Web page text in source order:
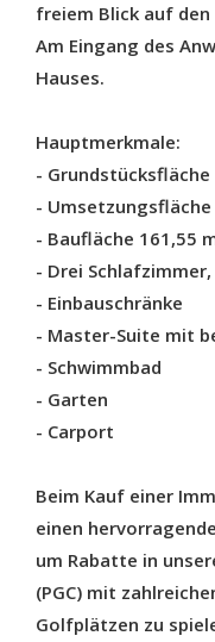
freiem Blick auf
Am Eingang des
Hauses.
Hauptmerkmale:
- Grundstücksfläche
- Umsetzungsfläche
- Baufläche 161,55
- Drei
- Einbauschränke
- Master-Suite mit
- Schwimmbad
- Garten
- Carport
Beim Kauf einer
einen
um Rabatte in
(PGC) mit
Golfplätzen zu